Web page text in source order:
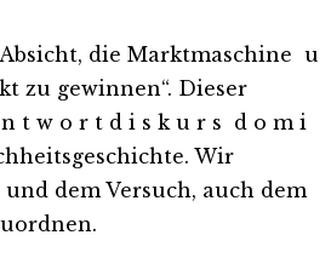
die Marktmaschine u
zu gewinnen“. Dieser
t w o r t d i s k u r s d o m i
Wir
dem Versuch, auch dem